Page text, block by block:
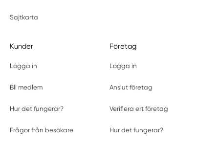
Sajtkarta
Kunder
Logga in
Bli medlem
Hur det fungerar?
Frågor från besökare
Företag
Logga in
Anslut företag
Verifiera ert företag
Hur det fungerar?